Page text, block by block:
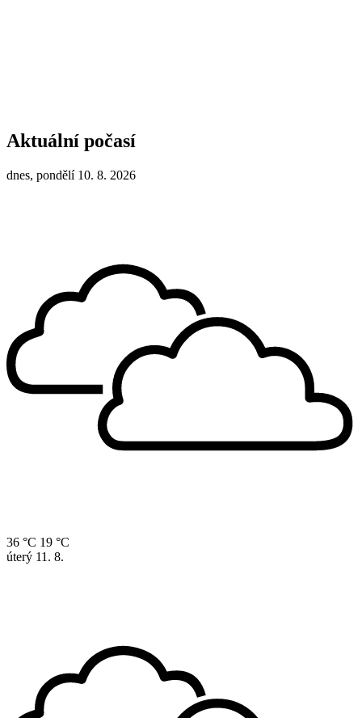
Aktuální počasí
dnes, pondělí 10. 8. 2026
36 °C 19 °C
úterý 11. 8.